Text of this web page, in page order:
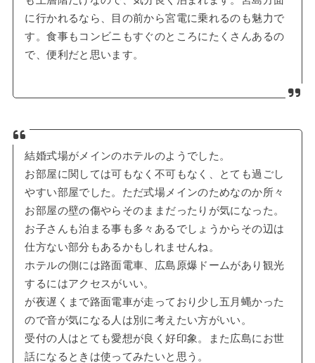
に行かれるなら、目の前から宮電に乗れるのも魅力で
す。食事もコンビニもすぐのところにたくさんあるの
で、便利だと思います。
結婚式場がメインのホテルのようでした。
お部屋に関しては可もなく不可もなく、とても過ごし
やすい部屋でした。ただ式場メインのためなのか所々
お部屋の壁の傷やらそのままだったりが気になった。
お子さんも泊まる事も多々あるでしょうからその辺は
仕方ない部分もあるかもしれませんね。
ホテルの側には路面電車、広島原爆ドームがあり観光
するにはアクセスがいい。
が夜遅くまで路面電車が走っており少し五月蝿かった
ので音が気になる人は別に考えたい方がいい。
受付の人はとても愛想が良く好印象。また広島にお世
話になるときは使ってみたいと思う。